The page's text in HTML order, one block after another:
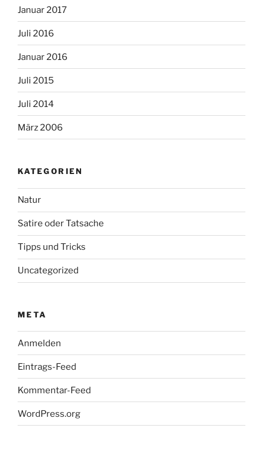
Januar 2017
Juli 2016
Januar 2016
Juli 2015
Juli 2014
März 2006
KATEGORIEN
Natur
Satire oder Tatsache
Tipps und Tricks
Uncategorized
META
Anmelden
Eintrags-Feed
Kommentar-Feed
WordPress.org